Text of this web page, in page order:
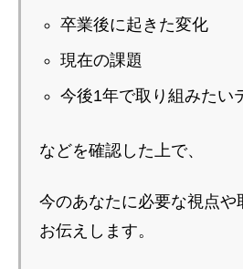
卒業後に起きた変化
現在の課題
今後1年で取り組みたい
などを確認した上で、
今のあなたに必要な視点や
お伝えします。